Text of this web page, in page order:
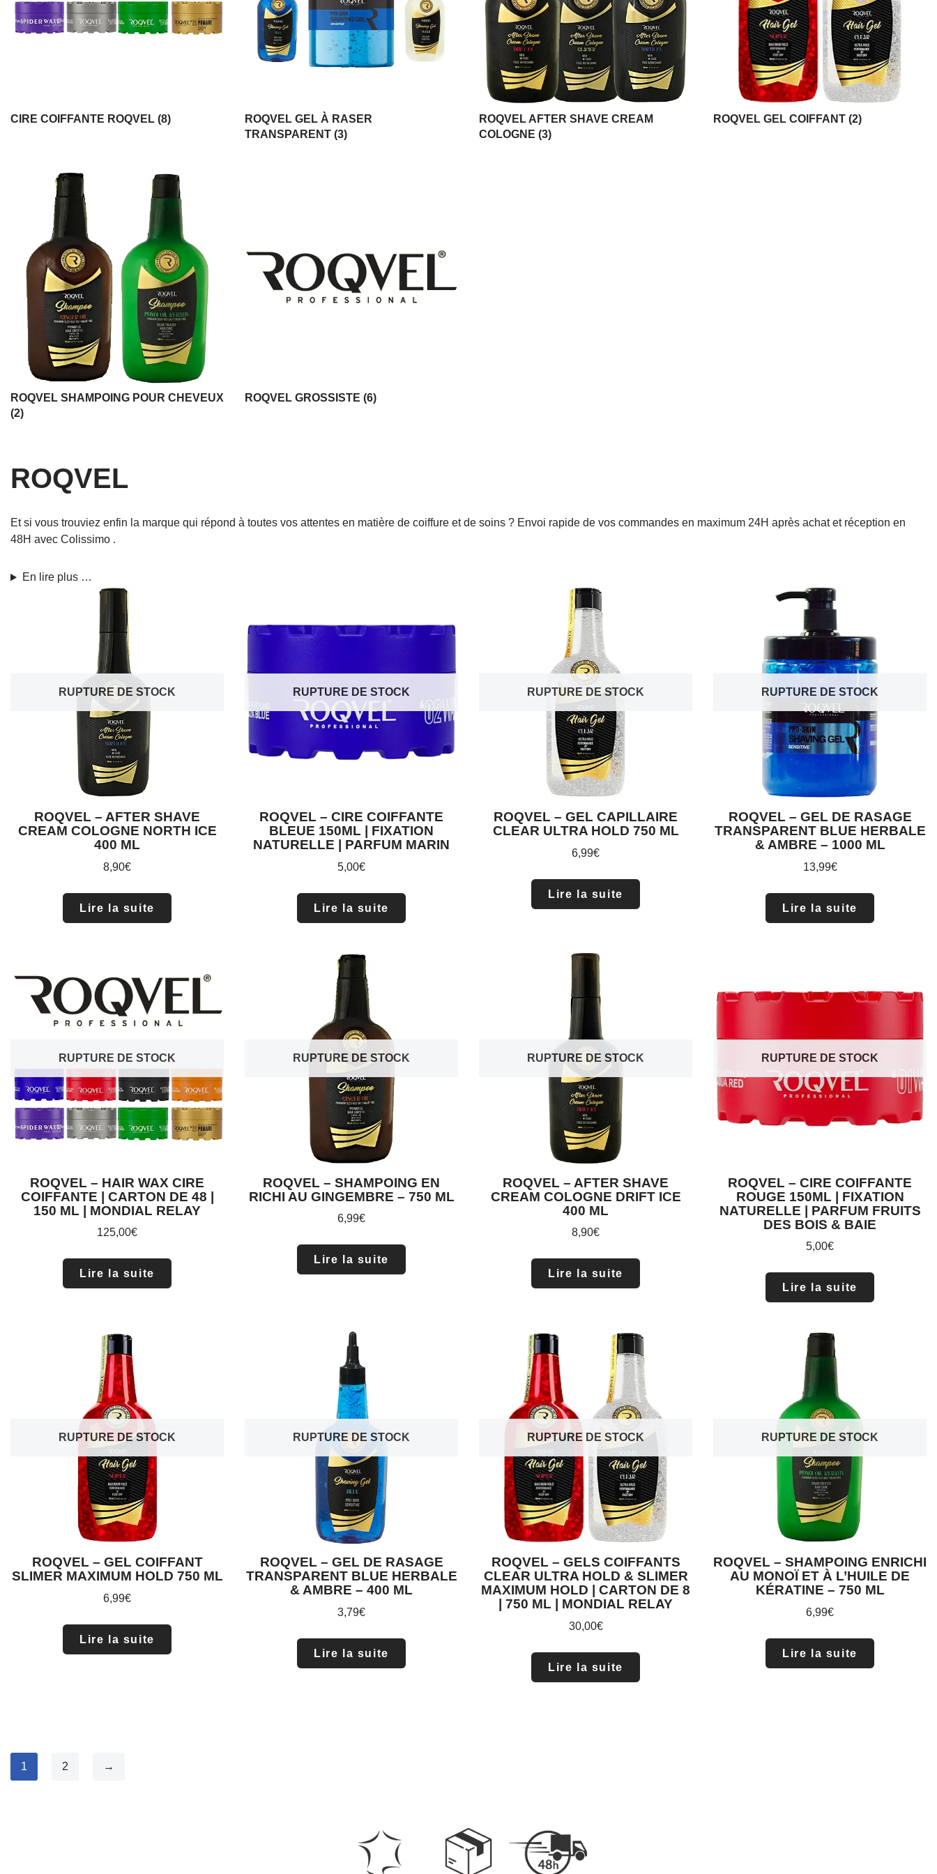
CIRE COIFFANTE ROQVEL (8)
ROQVEL GEL À RASER
TRANSPARENT (3)
ROQVEL AFTER SHAVE CREAM
COLOGNE (3)
ROQVEL GEL COIFFANT (2)
ROQVEL SHAMPOING POUR CHEVEUX
(2)
ROQVEL GROSSISTE (6)
ROQVEL
Et si vous trouviez enfin la marque qui répond à toutes vos attentes en matière de coiffure et de soins ? Envoi rapide de vos commandes en maximum 24H après achat et réception en
48H avec Colissimo .
En lire plus …
RUPTURE DE STOCK
ROQVEL – AFTER SHAVE
CREAM COLOGNE NORTH ICE
400 ML
8,90€
Lire la suite
RUPTURE DE STOCK
ROQVEL – CIRE COIFFANTE
BLEUE 150ML | FIXATION
NATURELLE | PARFUM MARIN
5,00€
Lire la suite
RUPTURE DE STOCK
ROQVEL – GEL CAPILLAIRE
CLEAR ULTRA HOLD 750 ML
6,99€
Lire la suite
RUPTURE DE STOCK
ROQVEL – GEL DE RASAGE
TRANSPARENT BLUE HERBALE
& AMBRE – 1000 ML
13,99€
Lire la suite
RUPTURE DE STOCK
ROQVEL – HAIR WAX CIRE
COIFFANTE | CARTON DE 48 |
150 ML | MONDIAL RELAY
125,00€
Lire la suite
RUPTURE DE STOCK
ROQVEL – SHAMPOING EN
RICHI AU GINGEMBRE – 750 ML
6,99€
Lire la suite
RUPTURE DE STOCK
ROQVEL – AFTER SHAVE
CREAM COLOGNE DRIFT ICE
400 ML
8,90€
Lire la suite
RUPTURE DE STOCK
ROQVEL – CIRE COIFFANTE
ROUGE 150ML | FIXATION
NATURELLE | PARFUM FRUITS
DES BOIS & BAIE
5,00€
Lire la suite
RUPTURE DE STOCK
ROQVEL – GEL COIFFANT
SLIMER MAXIMUM HOLD 750 ML
6,99€
Lire la suite
RUPTURE DE STOCK
ROQVEL – GEL DE RASAGE
TRANSPARENT BLUE HERBALE
& AMBRE – 400 ML
3,79€
Lire la suite
RUPTURE DE STOCK
ROQVEL – GELS COIFFANTS
CLEAR ULTRA HOLD & SLIMER
MAXIMUM HOLD | CARTON DE 8
| 750 ML | MONDIAL RELAY
30,00€
Lire la suite
RUPTURE DE STOCK
ROQVEL – SHAMPOING ENRICHI
AU MONOÏ ET À L’HUILE DE
KÉRATINE – 750 ML
6,99€
Lire la suite
1 2 →